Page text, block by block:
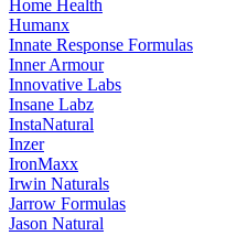
Home Health
Humanx
Innate Response Formulas
Inner Armour
Innovative Labs
Insane Labz
InstaNatural
Inzer
IronMaxx
Irwin Naturals
Jarrow Formulas
Jason Natural